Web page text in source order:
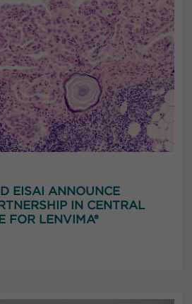
EISAI ANNOUNCE
IN CENTRAL
FOR LENVIMA®